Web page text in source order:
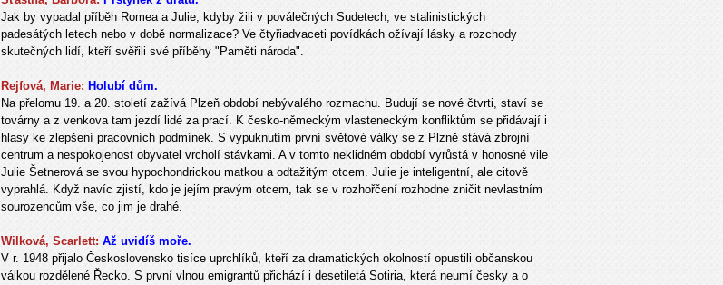
Jak by vypadal příběh Romea a Julie, kdyby žili v poválečných Sudetech, ve stalinistických
padesátých letech nebo v době normalizace? Ve čtyřiadvaceti povídkách ožívají lásky a rozchody
skutečných lidí, kteří svěřili své příběhy "Paměti národa".
Rejfová, Marie: Holubí dům.
Na přelomu 19. a 20. století zažívá Plzeň období nebývalého rozmachu. Budují se nové čtvrti, staví se
továrny a z venkova tam jezdí lidé za prací. K česko-německým vlasteneckým konfliktům se přidávají i
hlasy ke zlepšení pracovních podmínek. S vypuknutím první světové války se z Plzně stává zbrojní
centrum a nespokojenost obyvatel vrcholí stávkami. A v tomto neklidném období vyrůstá v honosné vile
Julie Šetnerová se svou hypochondrickou matkou a odtažitým otcem. Julie je inteligentní, ale citově
vyprahlá. Když navíc zjistí, kdo je jejím pravým otcem, tak se v rozhořčení rozhodne zničit nevlastním
sourozencům vše, co jim je drahé.
Wilková, Scarlett: Až uvidíš moře.
V r. 1948 přijalo Československo tisíce uprchlíků, kteří za dramatických okolností opustili občanskou
válkou rozdělené Řecko. S první vlnou emigrantů přichází i desetiletá Sotiria, která neumí česky a o